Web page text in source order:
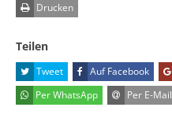
Drucken
Teilen
Tweet Auf Facebook
Per WhatsApp
Per E-Mail